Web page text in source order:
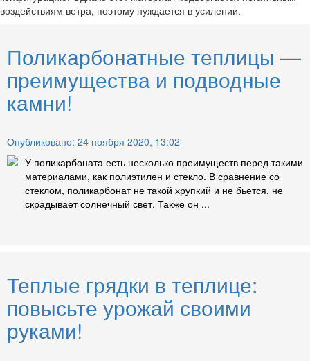
воздействиям ветра, поэтому нуждается в усилении.
Поликарбонатные теплицы —
преимущества и подводные
камни!
Опубликовано: 24 ноября 2020, 13:02
У поликарбоната есть несколько преимуществ перед такими
материалами, как полиэтилен и стекло. В сравнение со
стеклом, поликарбонат не такой хрупкий и не бьется, не
скрадывает солнечный свет. Также он ...
Теплые грядки в теплице:
повысьте урожай своими
руками!